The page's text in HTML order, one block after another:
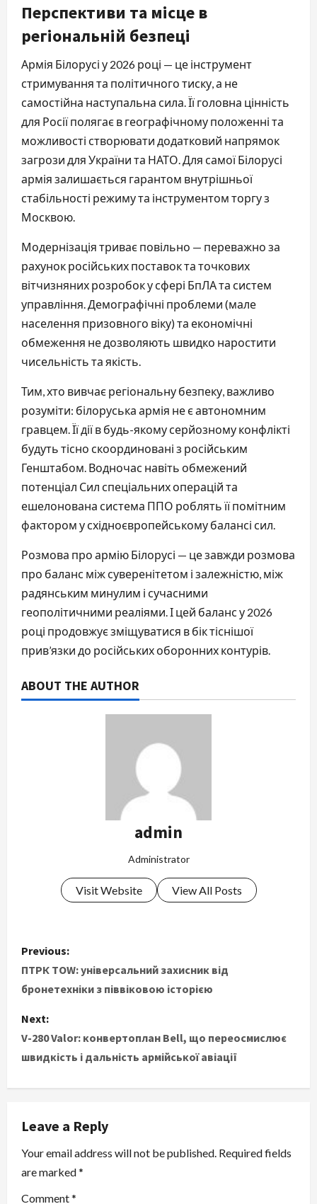
Перспективи та місце в
регіональній безпеці
Армія Білорусі у 2026 році — це інструмент
стримування та політичного тиску, а не
самостійна наступальна сила. Її головна цінність
для Росії полягає в географічному положенні та
можливості створювати додатковий напрямок
загрози для України та НАТО. Для самої Білорусі
армія залишається гарантом внутрішньої
стабільності режиму та інструментом торгу з
Москвою.
Модернізація триває повільно — переважно за
рахунок російських поставок та точкових
вітчизняних розробок у сфері БпЛА та систем
управління. Демографічні проблеми (мале
населення призовного віку) та економічні
обмеження не дозволяють швидко наростити
чисельність та якість.
Тим, хто вивчає регіональну безпеку, важливо
розуміти: білоруська армія не є автономним
гравцем. Її дії в будь-якому серйозному конфлікті
будуть тісно скоординовані з російським
Генштабом. Водночас навіть обмежений
потенціал Сил спеціальних операцій та
ешелонована система ППО роблять її помітним
фактором у східноєвропейському балансі сил.
Розмова про армію Білорусі — це завжди розмова
про баланс між суверенітетом і залежністю, між
радянським минулим і сучасними
геополітичними реаліями. І цей баланс у 2026
році продовжує зміщуватися в бік тіснішої
прив’язки до російських оборонних контурів.
ABOUT THE AUTHOR
admin
Administrator
Visit Website View All Posts
P
o
s
t
n
a
v
i
g
Previous:
ПТРК TOW: універсальний захисник від
бронетехніки з піввіковою історією
Next:
V-280 Valor: конвертоплан Bell, що переосмислює
швидкість і дальність армійської авіації
Leave a Reply
Your email address will not be published. Required fields
are marked*
Comment*